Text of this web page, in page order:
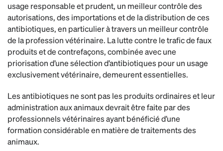
usage responsable et prudent, un meilleur contrôle des
autorisations, des importations et de la distribution de ces
antibiotiques, en particulier à travers un meilleur contrôle
de la profession vétérinaire. La lutte contre le trafic de faux
produits et de contrefaçons, combinée avec une
priorisation d’une sélection d’antibiotiques pour un usage
exclusivement vétérinaire, demeurent essentielles.
Les antibiotiques ne sont pas les produits ordinaires et leur
administration aux animaux devrait être faite par des
professionnels vétérinaires ayant bénéficié d’une
formation considérable en matière de traitements des
animaux.